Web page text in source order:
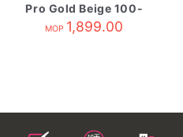
Pro Gold Beige 100-
99172005-40
MOP 1,899.00